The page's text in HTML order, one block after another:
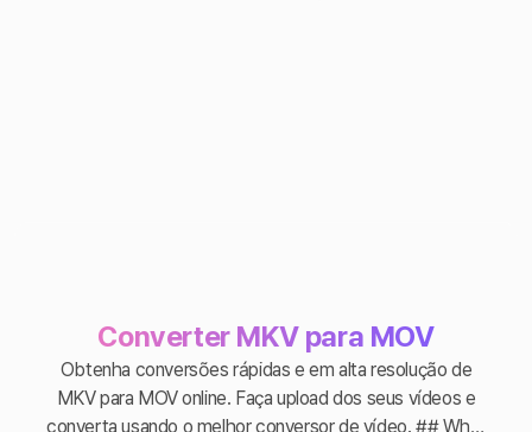
Converter MKV para MOV
Obtenha conversões rápidas e em alta resolução de
MKV para MOV online. Faça upload dos seus vídeos e
converta usando o melhor conversor de vídeo. ## What